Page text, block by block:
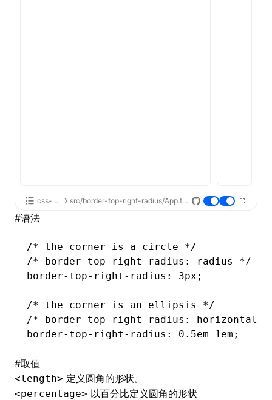
css-api src/border-top-right-radius/App.tsx
#语法
/* the corner is a circle */
/* border-top-right-radius: radius */
border-top-right-radius : 3px;
/* the corner is an ellipsis */
/* border-top-right-radius: horizontal
border-top-right-radius : 0 .5em 1em;
#取值
<length> 定义圆角的形状。
<percentage> 以百分比定义圆角的形状